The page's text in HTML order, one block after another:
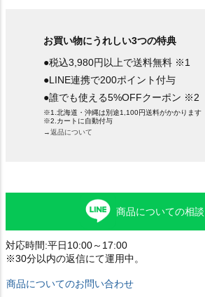
お買い物にうれしい3つの特典
●税込3,980円以上で送料無料 ※1
●LINE連携で200ポイント付与
●誰でも使える5%OFFクーポン ※2
※1.北海道・沖縄は別途1,100円送料がかかります
※2.カートに自動付与
→返品について
商品についての相
対応時間:平日10:00～17:00
※30分以内の返信にて運用中。
商品についてのお問い合わせ